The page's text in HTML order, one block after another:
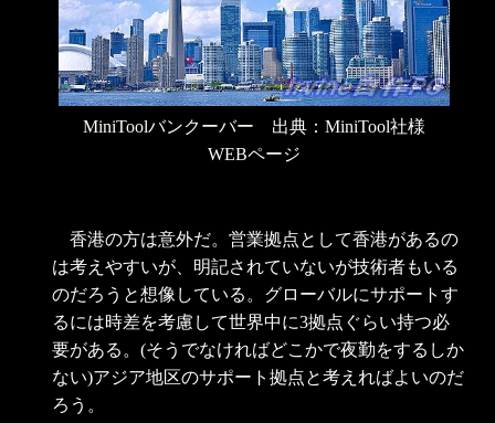
MiniToolバンクーバー 出典：MiniTool社様
WEBページ
香港の方は意外だ。営業拠点として香港があるの
は考えやすいが、明記されていないが技術者もいる
のだろうと想像している。グローバルにサポートす
るには時差を考慮して世界中に3拠点ぐらい持つ必
要がある。(そうでなければどこかで夜勤をするしか
ない)アジア地区のサポート拠点と考えればよいのだ
ろう。